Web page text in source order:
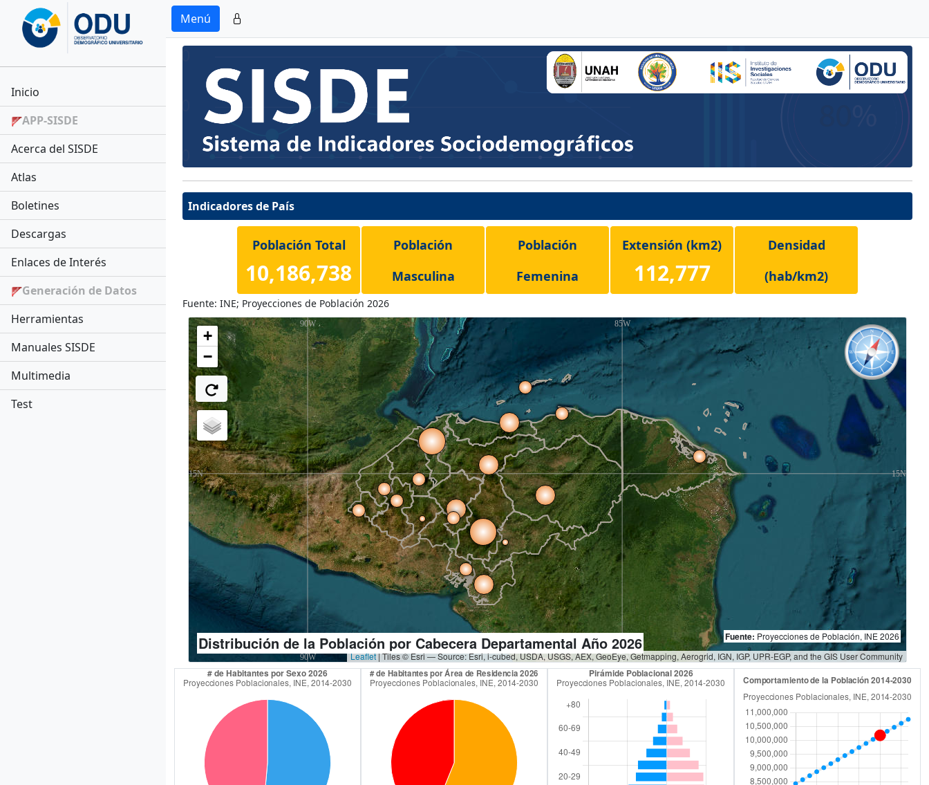
Inicio
APP-SISDE
Acerca del SISDE
Atlas
Boletines
Descargas
Enlaces de Interés
Generación de Datos
Herramientas
Manuales SISDE
Multimedia
Test
Menú
Indicadores de País
Población Total
10,186,738
Población
Masculina
4,952,734
Población
Femenina
Extensión (km2)
112,777
Densidad
(hab/km2)
Fuente: INE; Proyecciones de Población 2026
+
−
Distribución de la Población por Cabecera Departamental Año 2026 Fuente: Proyecciones de Población, INE 2026
Leaflet| Tiles © Esri — Source: Esri, i-cubed, USDA, USGS, AEX, GeoEye, Getmapping, Aerogrid, IGN, IGP, UPR-EGP, and the GIS User Community